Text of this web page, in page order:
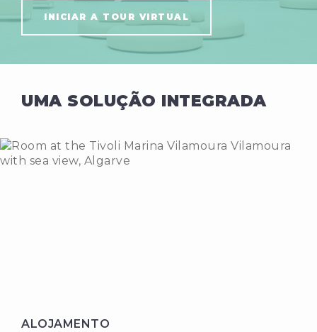
INICIAR A TOUR VIRTUAL
UMA SOLUÇÃO INTEGRADA
ALOJAMENTO